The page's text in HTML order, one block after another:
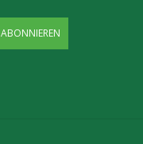
ABONNIEREN